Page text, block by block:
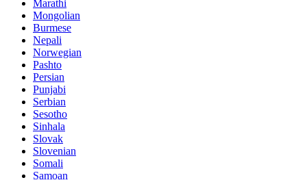
Marathi
Mongolian
Burmese
Nepali
Norwegian
Pashto
Persian
Punjabi
Serbian
Sesotho
Sinhala
Slovak
Slovenian
Somali
Samoan